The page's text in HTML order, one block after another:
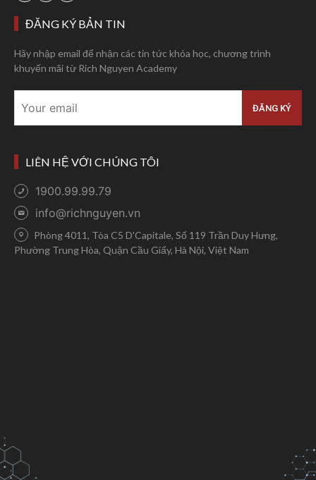
ĐĂNG KÝ BẢN TIN
Hãy nhập email để nhận các tin tức khóa học, chương trình
khuyến mãi từ Rich Nguyen Academy
LIÊN HỆ VỚI CHÚNG TÔI
1900.99.99.79
info@richnguyen.vn
Phòng 4011, Tòa C5 D'Capitale, Số 119 Trần Duy Hưng,
Phường Trung Hòa, Quận Cầu Giấy, Hà Nội, Việt Nam